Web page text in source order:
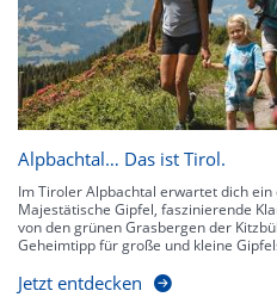
Alpbachtal… Das ist Tirol.
Im Tiroler Alpbachtal erwartet dich
Majestätische Gipfel, faszinierende
von den grünen Grasbergen der
Geheimtipp für große und kleine
Jetzt entdecken